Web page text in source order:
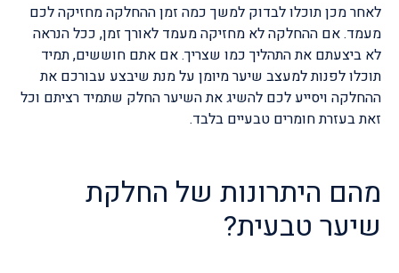
לאחר מכן תוכלו לבדוק למשך כמה זמן ההחלקה מחזיקה לכם
מעמד. אם ההחלקה לא מחזיקה מעמד לאורך זמן, ככל הנראה
לא ביצעתם את התהליך כמו שצריך. אם אתם חוששים, תמיד
תוכלו לפנות למעצב שיער מיומן על מנת שיבצע עבורכם את
ההחלקה ויסייע לכם להשיג את השיער החלק שתמיד רציתם וכל
זאת בעזרת חומרים טבעיים בלבד.
מהם היתרונות של החלקת
שיער טבעית?